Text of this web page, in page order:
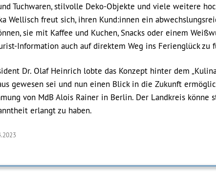
Tuchwaren, stilvolle Deko-Objekte und viele weitere
Wellisch freut sich, ihren Kund:innen ein
sie mit Kaffee und Kuchen, Snacks oder einem
Information auch auf direktem Weg ins Ferienglück zu
Dr. Olaf Heinrich lobte das Konzept hinter dem
gewesen sei und nun einen Blick in die Zukunft
von MdB Alois Rainer in Berlin. Der Landkreis könne
erlangt zu haben.